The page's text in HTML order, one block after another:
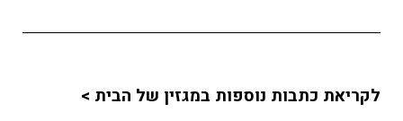
לקריאת כתבות נוספות במגזין של הבית >